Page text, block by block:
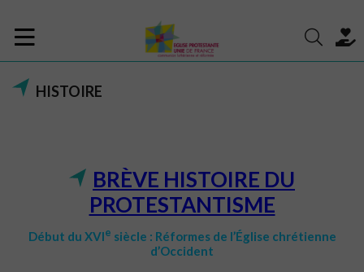
HISTOIRE
BRÈVE HISTOIRE DU
PROTESTANTISME
Début du XVIe siècle : Réformes de l’Église chrétienne
d’Occident